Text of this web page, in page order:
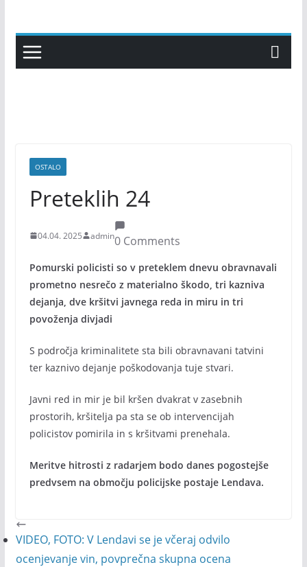
content
OSTALO
Preteklih 24
04.04. 2025 admin0 Comments
Pomurski policisti so v preteklem dnevu obravnavali
prometno nesrečo z materialno škodo, tri kazniva
dejanja, dve kršitvi javnega reda in miru in tri
povoženja divjadi
S področja kriminalitete sta bili obravnavani tatvini
ter kaznivo dejanje poškodovanja tuje stvari.
Javni red in mir je bil kršen dvakrat v zasebnih
prostorih, kršitelja pa sta se ob intervencijah
policistov pomirila in s kršitvami prenehala.
Meritve hitrosti z radarjem bodo danes pogostejše
predvsem na območju policijske postaje Lendava.
VIDEO, FOTO: V Lendavi se je včeraj odvilo
ocenjevanje vin, povprečna skupna ocena